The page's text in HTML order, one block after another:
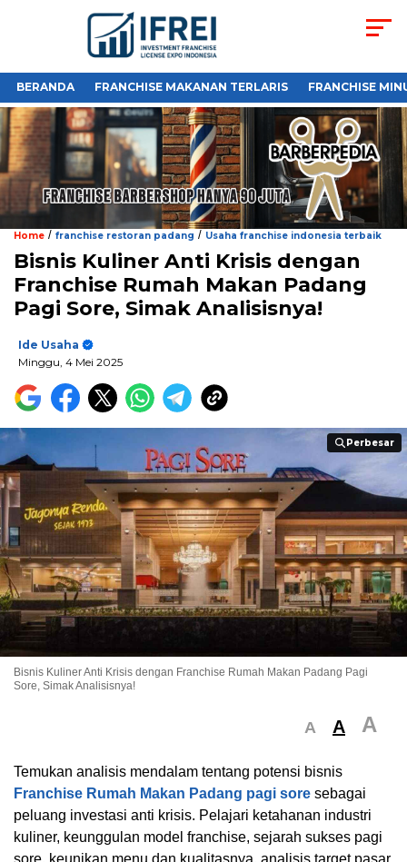
BERANDA FRANCHISE MAKANAN TERLARIS FRANCHISE
Home / franchise restoran padang / Usaha franchise indonesia terbaik
Bisnis Kuliner Anti Krisis dengan
Franchise Rumah Makan Padang
Pagi Sore, Simak Analisisnya!
Ide Usaha
Minggu, 4 Mei 2025
Perbesar
Perbesar
Bisnis Kuliner Anti Krisis dengan Franchise Rumah Makan Padang Pagi
Sore, Simak Analisisnya!
A A A
Temukan analisis mendalam tentang potensi bisnis
Franchise Rumah Makan Padang pagi sore sebagai
peluang investasi anti krisis. Pelajari ketahanan industri
kuliner, keunggulan model franchise, sejarah sukses pagi